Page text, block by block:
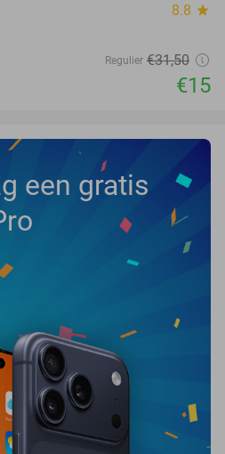
8.8 star
Regulier €31,50
€15
een gratis